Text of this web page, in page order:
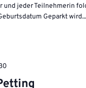
und jeder Teilnehmerin
Geparkt wird...